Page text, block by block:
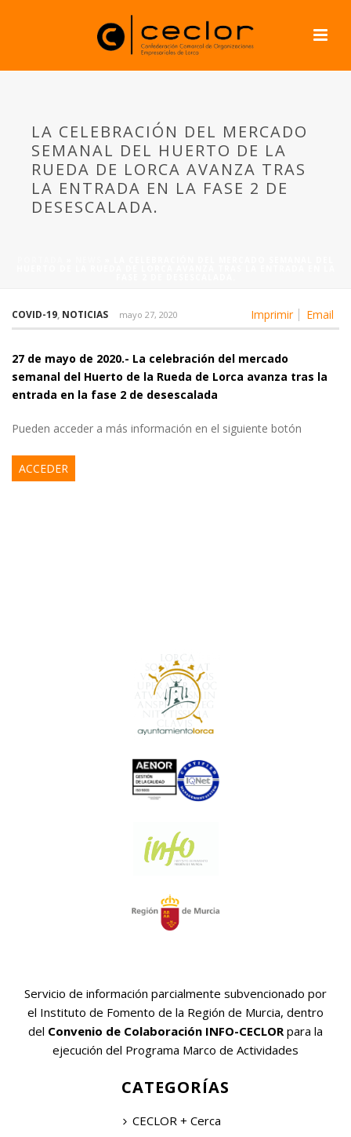
LA CELEBRACIÓN DEL MERCADO
SEMANAL DEL HUERTO DE LA
RUEDA DE LORCA AVANZA TRAS
LA ENTRADA EN LA FASE 2 DE
DESESCALADA.
Imprimir Email
COVID-19, NOTICIAS mayo 27, 2020
27 de mayo de 2020.- La celebración del mercado
semanal del Huerto de la Rueda de Lorca avanza tras la
entrada en la fase 2 de desescalada
Pueden acceder a más información en el siguiente botón
ACCEDER
Servicio de información parcialmente subvencionado por
el Instituto de Fomento de la Región de Murcia, dentro
del Convenio de Colaboración INFO-CECLOR para la
ejecución del Programa Marco de Actividades
CATEGORÍAS
CECLOR + Cerca